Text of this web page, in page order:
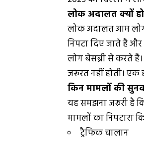
लोक अदालत क्यों
लोक अदालत आम
निपटा दिए जाते हैं
लोग बेसब्री से करते
जरूरत नहीं होती।
किन मामलों की
यह समझना जरूरी है
मामलों का निपटारा
ट्रैफिक चालान